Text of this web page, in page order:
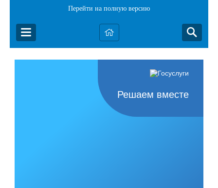
Перейти на полную версию
Решаем вместе